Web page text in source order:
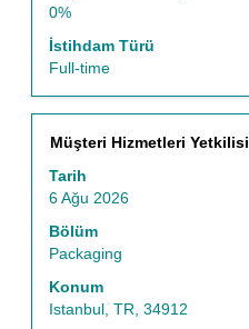
0%
İstihdam Türü
Full-time
Başlık
Müşteri Hizmetleri Yetkilisi
Tarih
6 Ağu 2026
Bölüm
Packaging
Konum
Istanbul, TR, 34912
İş
tam
içeriğini
görüntülemek
için
tuşu
ile